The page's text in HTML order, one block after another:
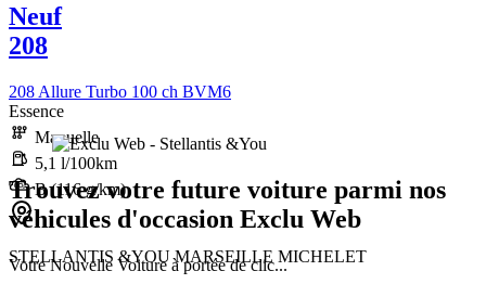
Neuf
208
208 Allure Turbo 100 ch BVM6
Essence
Manuelle
5,1 l/100km
B (116 g/km)
STELLANTIS &YOU MARSEILLE MICHELET
Trouvez votre future voiture parmi nos
véhicules d'occasion Exclu Web
Votre Nouvelle Voiture à portée de clic...